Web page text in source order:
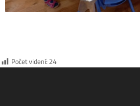
Počet videní:24